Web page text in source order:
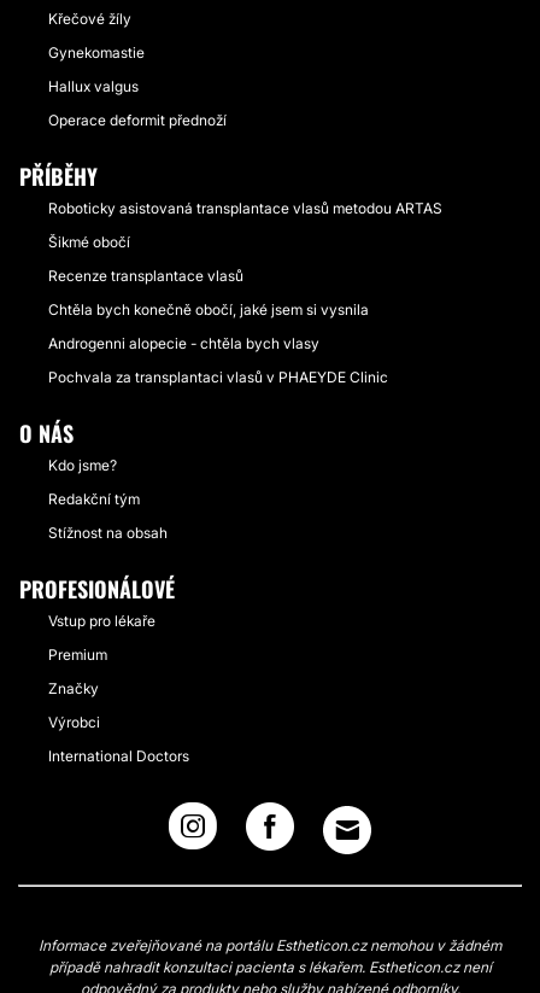
Křečové žíly
Gynekomastie
Hallux valgus
Operace deformit přednoží
PŘÍBĚHY
Roboticky asistovaná transplantace vlasů metodou ARTAS
Šikmé obočí
Recenze transplantace vlasů
Chtěla bych konečně obočí, jaké jsem si vysnila
Androgenni alopecie - chtěla bych vlasy
Pochvala za transplantaci vlasů v PHAEYDE Clinic
O NÁS
Kdo jsme?
Redakční tým
Stížnost na obsah
PROFESIONÁLOVÉ
Vstup pro lékaře
Premium
Značky
Výrobci
International Doctors
Informace zveřejňované na portálu Estheticon.cz nemohou v žádném
případě nahradit konzultaci pacienta s lékařem. Estheticon.cz není
odpovědný za produkty nebo služby nabízené odborníky.